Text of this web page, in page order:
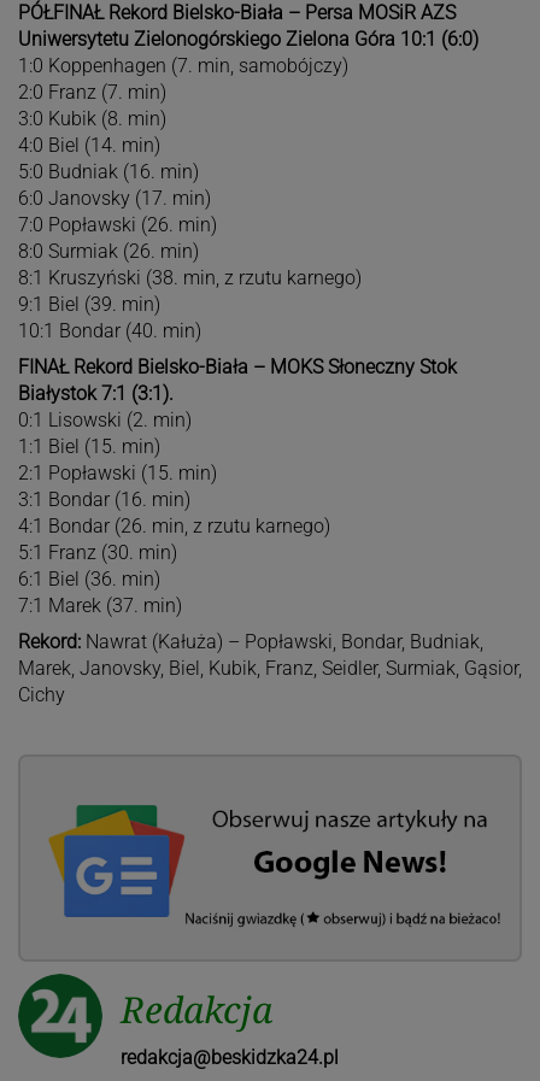
PÓŁFINAŁ Rekord Bielsko-Biała – Persa MOSiR AZS
Uniwersytetu Zielonogórskiego Zielona Góra 10:1 (6:0)
1:0 Koppenhagen (7. min, samobójczy)
2:0 Franz (7. min)
3:0 Kubik (8. min)
4:0 Biel (14. min)
5:0 Budniak (16. min)
6:0 Janovsky (17. min)
7:0 Popławski (26. min)
8:0 Surmiak (26. min)
8:1 Kruszyński (38. min, z rzutu karnego)
9:1 Biel (39. min)
10:1 Bondar (40. min)
FINAŁ Rekord Bielsko-Biała – MOKS Słoneczny Stok
Białystok 7:1 (3:1).
0:1 Lisowski (2. min)
1:1 Biel (15. min)
2:1 Popławski (15. min)
3:1 Bondar (16. min)
4:1 Bondar (26. min, z rzutu karnego)
5:1 Franz (30. min)
6:1 Biel (36. min)
7:1 Marek (37. min)
Rekord:Nawrat (Kałuża) – Popławski, Bondar, Budniak,
Marek, Janovsky, Biel, Kubik, Franz, Seidler, Surmiak, Gąsior,
Cichy
Redakcja
redakcja@beskidzka24.pl